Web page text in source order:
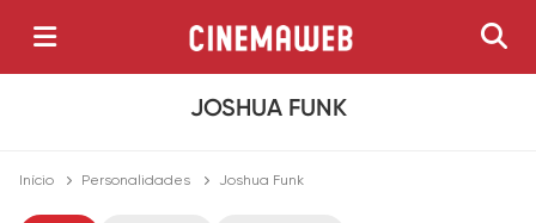
JOSHUA FUNK
Início Personalidades Joshua Funk